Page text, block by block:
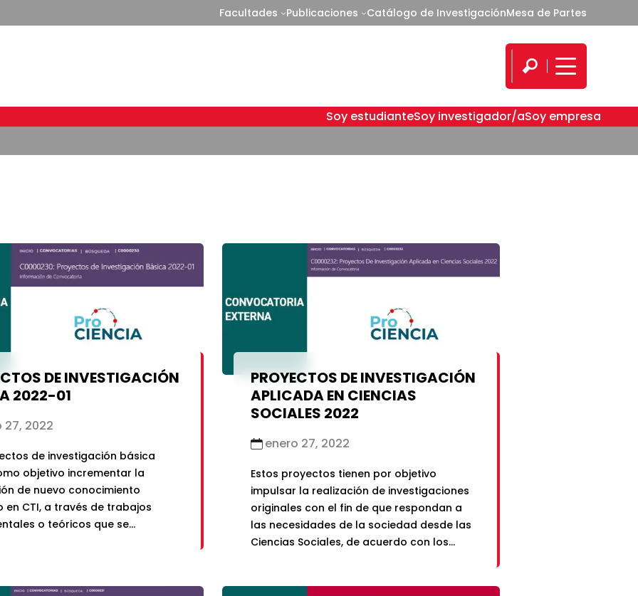
Facultades Publicaciones Catálogo de InvestigaciónMesa de Partes
Soy estudianteSoy investigador/aSoy empresa
DE INVESTIGACIÓN
2022-01
2022
de investigación básica
objetivo incrementar la
de nuevo conocimiento
en CTI, a través de trabajos
o teóricos que se
PROYECTOS DE INVESTIGACIÓN
APLICADA EN CIENCIAS
SOCIALES 2022
enero 27, 2022
Estos proyectos tienen por objetivo
impulsar la realización de investigaciones
originales con el fin de que respondan a
las necesidades de la sociedad desde las
Ciencias Sociales, de acuerdo con los